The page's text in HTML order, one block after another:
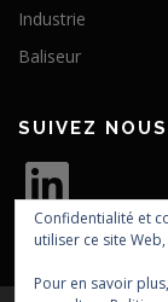
Industrie
Baliseur
SUIVEZ
L
n
Confidentialité et
utiliser ce site
Pour en savoir